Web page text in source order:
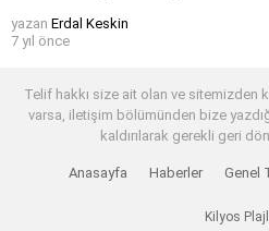
yazan Erdal Keskin
7 yıl önce
Telif hakkı size ait olan ve sitemizden
varsa, iletişim bölümünden bize
kaldırılarak gerekli geri
Anasayfa Haberler Genel
Kilyos